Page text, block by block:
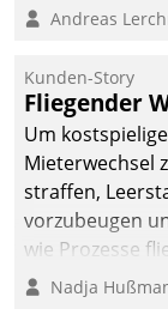
Unternehmen.
Andreas
Kunden-Story
Fliegender
Um kostspielige
Mieterwechsel
straffen,
vorzubeugen
wie Prozesse
vernetzen, nutzt
Nadja